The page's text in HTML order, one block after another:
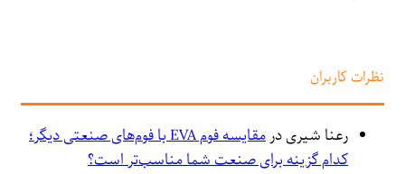
نظرات کاربران
رعنا شیریدر
مقایسه فوم EVA با فوم‌های صنعتی دیگر؛
کدام گزینه برای صنعت شما مناسب‌تر است؟